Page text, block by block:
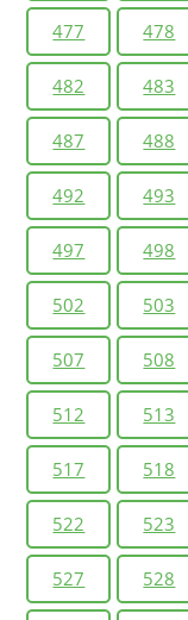
477 478
482 483
487 488
492 493
497 498
502 503
507 508
512 513
517 518
522 523
527 528